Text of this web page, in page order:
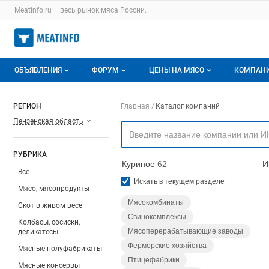
Раздел навигации по сайту meatinfo.ru
Meatinfo.ru – весь рынок мяса России.
Авторизация и меню пользователя
Навигация по разделам сайта meatinfo.ru
ОБЪЯВЛЕНИЯ
Горячее предложение
Заявки на покупку мяса
ФОРУМ
Избранные
С моим участием
ЦЕНЫ НА МЯСО
Актуальные мониторинги
Цены на мясо
Отзывы
Моя
РЕГИОН
Пензенская область
РУБРИКА
Все
Мясо, мясопродукты
Скот в живом весе
Колбасы, сосиски,
деликатесы
Мясные полуфабрикаты
Мясные консервы
Навигация по
Главная Каталог компаний
Куриное 62
Искать в текущем разделе
Мясокомбинаты
Свинокомплексы
Мясоперерабатывающие заводы
Фермерские хозяйства
Птицефабрики